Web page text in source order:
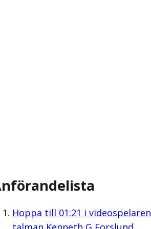
Hoppa till 01:21 i videospelaren